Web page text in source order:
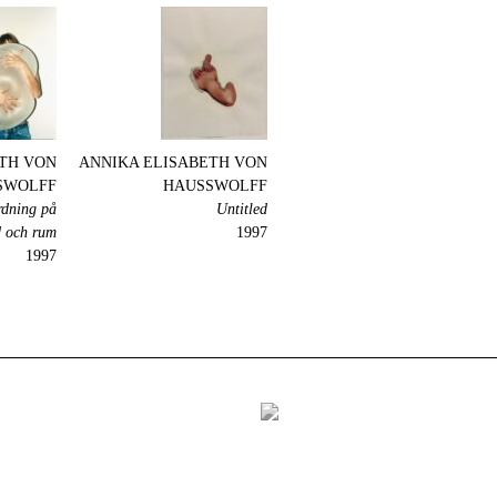
ANNIKA ELISABETH VON
HAUSSWOLFF
Untitled
1997
VON
på
och rum
1997